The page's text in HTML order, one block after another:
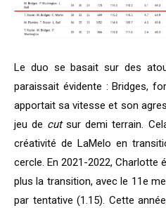
Le duo se basait sur des
paraissait évidente : Bridges,
apportait sa vitesse et son
jeu de cutsur demi terrain.
créativité de LaMelo en
cercle. En 2021-2022, Charlotte
plus la transition, avec le 11e
par tentative (1.15). Cette